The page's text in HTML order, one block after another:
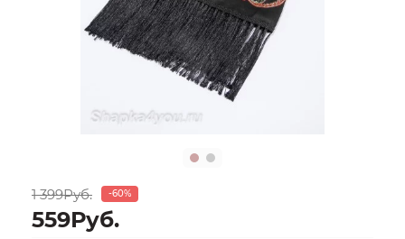
1 399Руб. -60%
559Руб.